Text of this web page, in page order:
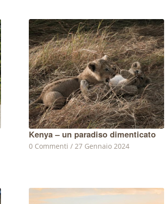
Kenya – un paradiso dimenticato
0 Commenti / 27 Gennaio 2024